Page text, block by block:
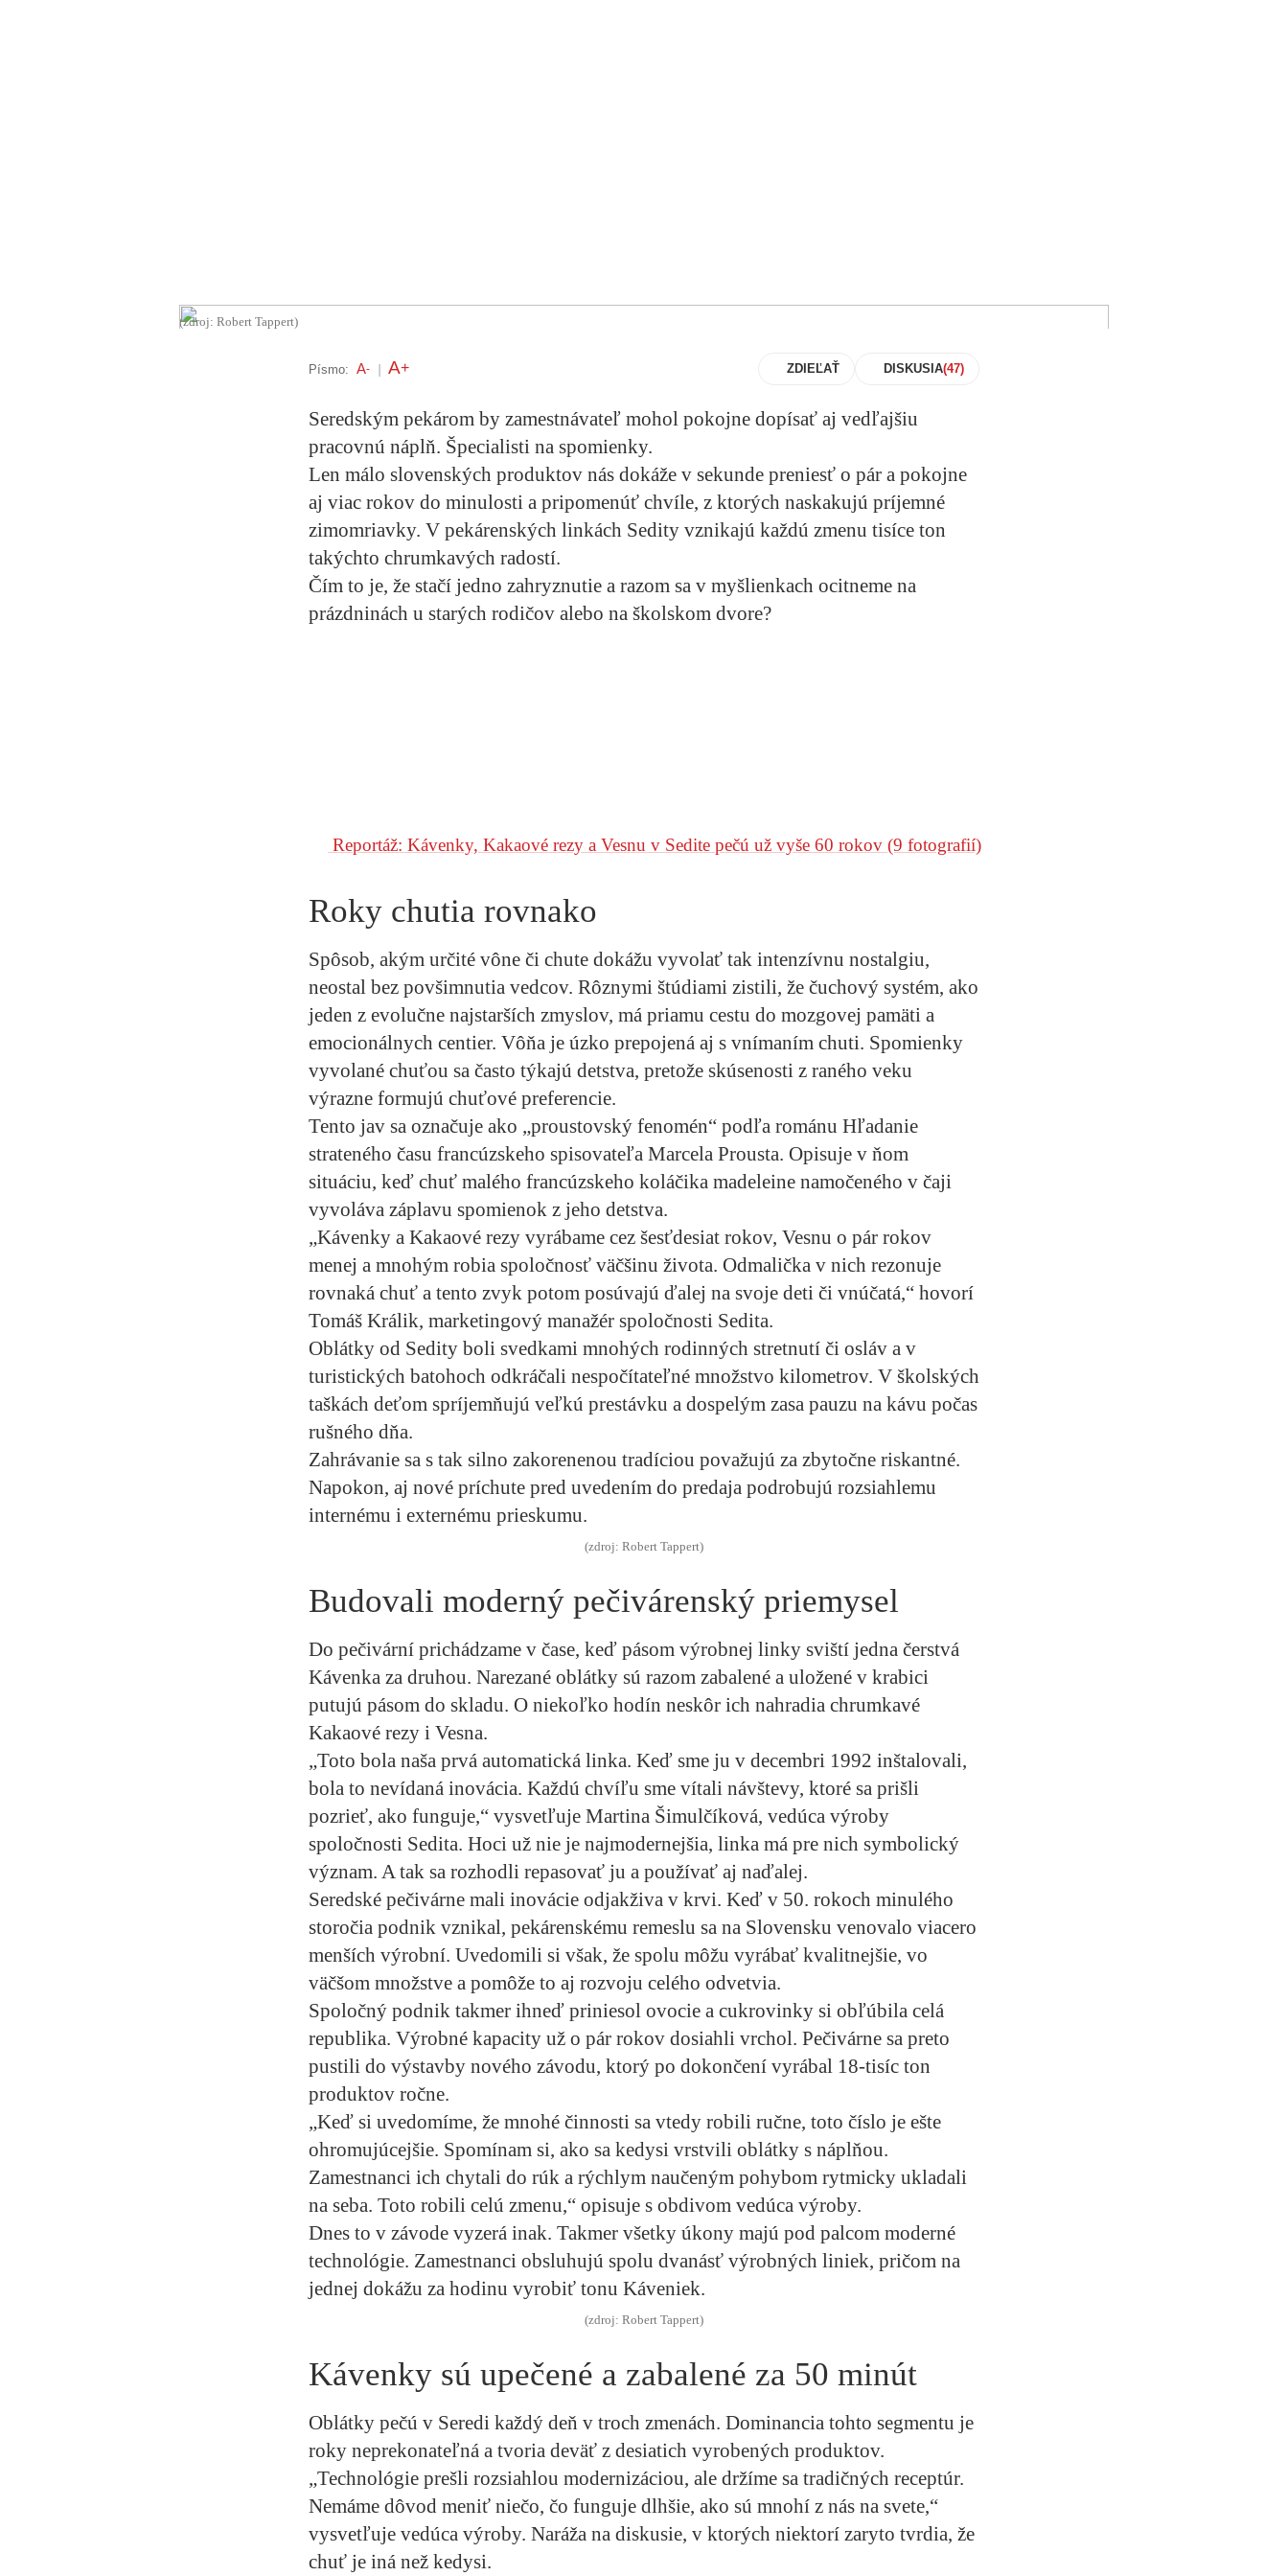
(zdroj: Robert Tappert)
Písmo: A- A+ ZDIEĽAŤ DISKUSIA
Seredským pekárom by zamestnávateľ mohol pokojne dopísať aj vedľajšiu
pracovnú náplň. Špecialisti na spomienky.
Len málo slovenských produktov nás dokáže v sekunde preniesť o pár a pokojne
aj viac rokov do minulosti a pripomenúť chvíle, z ktorých naskakujú príjemné
zimomriavky. V pekárenských linkách Sedity vznikajú každú zmenu tisíce ton
takýchto chrumkavých radostí.
Čím to je, že stačí jedno zahryznutie a razom sa v myšlienkach ocitneme na
prázdninách u starých rodičov alebo na školskom dvore?
Reportáž: Kávenky, Kakaové rezy a Vesnu v Sedite pečú už vyše 60 rokov (9 fotografií)
Roky chutia rovnako
Spôsob, akým určité vône či chute dokážu vyvolať tak intenzívnu nostalgiu,
neostal bez povšimnutia vedcov. Rôznymi štúdiami zistili, že čuchový systém, ako
jeden z evolučne najstarších zmyslov, má priamu cestu do mozgovej pamäti a
emocionálnych centier. Vôňa je úzko prepojená aj s vnímaním chuti. Spomienky
vyvolané chuťou sa často týkajú detstva, pretože skúsenosti z raného veku
výrazne formujú chuťové preferencie.
Tento jav sa označuje ako „proustovský fenomén“ podľa románu Hľadanie
strateného času francúzskeho spisovateľa Marcela Prousta. Opisuje v ňom
situáciu, keď chuť malého francúzskeho koláčika madeleine namočeného v čaji
vyvoláva záplavu spomienok z jeho detstva.
„Kávenky a Kakaové rezy vyrábame cez šesťdesiat rokov, Vesnu o pár rokov
menej a mnohým robia spoločnosť väčšinu života. Odmalička v nich rezonuje
rovnaká chuť a tento zvyk potom posúvajú ďalej na svoje deti či vnúčatá,“ hovorí
Tomáš Králik, marketingový manažér spoločnosti Sedita.
Oblátky od Sedity boli svedkami mnohých rodinných stretnutí či osláv a v
turistických batohoch odkráčali nespočítateľné množstvo kilometrov. V školských
taškách deťom spríjemňujú veľkú prestávku a dospelým zasa pauzu na kávu počas
rušného dňa.
Zahrávanie sa s tak silno zakorenenou tradíciou považujú za zbytočne riskantné.
Napokon, aj nové príchute pred uvedením do predaja podrobujú rozsiahlemu
internému i externému prieskumu.
(zdroj: Robert Tappert)
Budovali moderný pečivárenský priemysel
Do pečivární prichádzame v čase, keď pásom výrobnej linky sviští jedna čerstvá
Kávenka za druhou. Narezané oblátky sú razom zabalené a uložené v krabici
putujú pásom do skladu. O niekoľko hodín neskôr ich nahradia chrumkavé
Kakaové rezy i Vesna.
„Toto bola naša prvá automatická linka. Keď sme ju v decembri 1992 inštalovali,
bola to nevídaná inovácia. Každú chvíľu sme vítali návštevy, ktoré sa prišli
pozrieť, ako funguje,“ vysvetľuje Martina Šimulčíková, vedúca výroby
spoločnosti Sedita. Hoci už nie je najmodernejšia, linka má pre nich symbolický
význam. A tak sa rozhodli repasovať ju a používať aj naďalej.
Seredské pečivárne mali inovácie odjakživa v krvi. Keď v 50. rokoch minulého
storočia podnik vznikal, pekárenskému remeslu sa na Slovensku venovalo viacero
menších výrobní. Uvedomili si však, že spolu môžu vyrábať kvalitnejšie, vo
väčšom množstve a pomôže to aj rozvoju celého odvetvia.
Spoločný podnik takmer ihneď priniesol ovocie a cukrovinky si obľúbila celá
republika. Výrobné kapacity už o pár rokov dosiahli vrchol. Pečivárne sa preto
pustili do výstavby nového závodu, ktorý po dokončení vyrábal 18-tisíc ton
produktov ročne.
„Keď si uvedomíme, že mnohé činnosti sa vtedy robili ručne, toto číslo je ešte
ohromujúcejšie. Spomínam si, ako sa kedysi vrstvili oblátky s náplňou.
Zamestnanci ich chytali do rúk a rýchlym naučeným pohybom rytmicky ukladali
na seba. Toto robili celú zmenu,“ opisuje s obdivom vedúca výroby.
Dnes to v závode vyzerá inak. Takmer všetky úkony majú pod palcom moderné
technológie. Zamestnanci obsluhujú spolu dvanásť výrobných liniek, pričom na
jednej dokážu za hodinu vyrobiť tonu Káveniek.
(zdroj: Robert Tappert)
Kávenky sú upečené a zabalené za 50 minút
Oblátky pečú v Seredi každý deň v troch zmenách. Dominancia tohto segmentu je
roky neprekonateľná a tvoria deväť z desiatich vyrobených produktov.
„Technológie prešli rozsiahlou modernizáciou, ale držíme sa tradičných receptúr.
Nemáme dôvod meniť niečo, čo funguje dlhšie, ako sú mnohí z nás na svete,“
vysvetľuje vedúca výroby. Naráža na diskusie, v ktorých niektorí zaryto tvrdia, že
chuť je iná než kedysi.